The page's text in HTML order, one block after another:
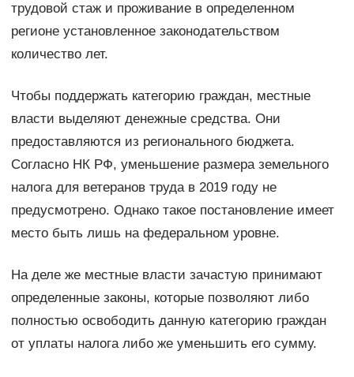
трудовой стаж и проживание в определенном
регионе установленное законодательством
количество лет.
Чтобы поддержать категорию граждан, местные
власти выделяют денежные средства. Они
предоставляются из регионального бюджета.
Согласно НК РФ, уменьшение размера земельного
налога для ветеранов труда в 2019 году не
предусмотрено. Однако такое постановление имеет
место быть лишь на федеральном уровне.
На деле же местные власти зачастую принимают
определенные законы, которые позволяют либо
полностью освободить данную категорию граждан
от уплаты налога либо же уменьшить его сумму.